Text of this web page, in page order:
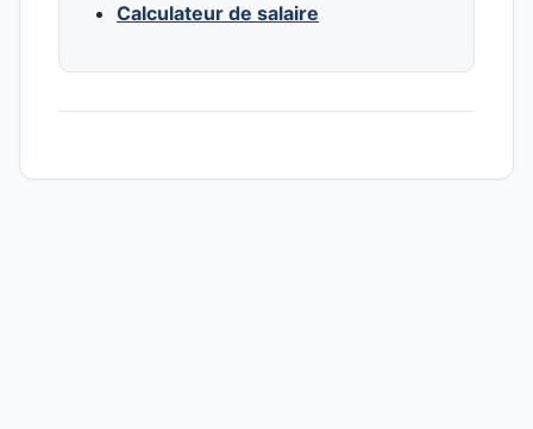
Calculateur de salaire